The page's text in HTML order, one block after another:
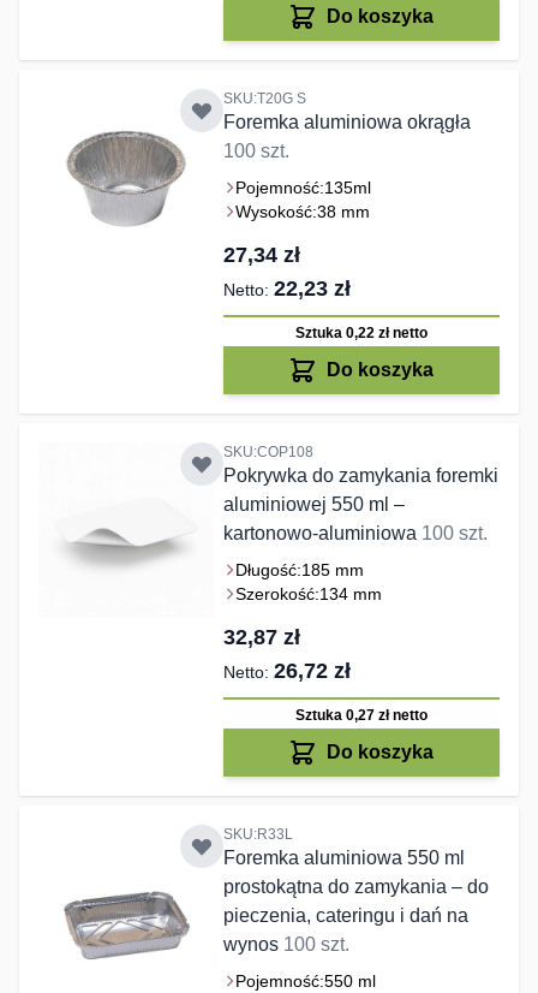
Do koszyka
SKU:T20G S
Foremka aluminiowa okrągła
100 szt.
Pojemność:135ml
Wysokość:38 mm
27,34 zł
22,23 zł
Sztuka 0,22 złnetto
Do koszyka
SKU:COP108
Pokrywka do zamykania foremki
aluminiowej 550 ml –
kartonowo-aluminiowa 100 szt.
Długość:185 mm
Szerokość:134 mm
32,87 zł
26,72 zł
Sztuka 0,27 złnetto
Do koszyka
SKU:R33L
Foremka aluminiowa 550 ml
prostokątna do zamykania – do
pieczenia, cateringu i dań na
wynos 100 szt.
Pojemność:550 ml